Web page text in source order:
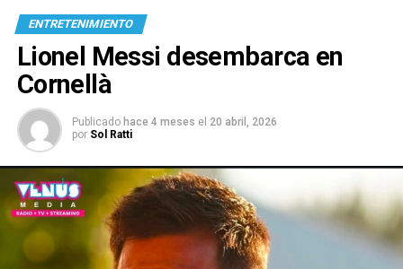
ENTRETENIMIENTO
Lionel Messi desembarca en
Cornellà
Publicado hace 4 meses el 20 abril, 2026
por Sol Ratti